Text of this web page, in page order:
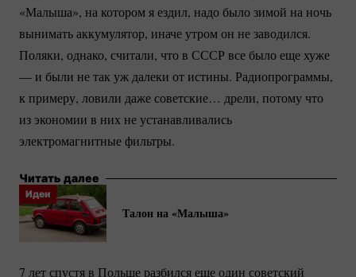
«Малыша», на котором я ездил, надо было зимой на ночь
вынимать аккумулятор, иначе утром он не заводился.
Поляки, однако, считали, что в СССР все было еще хуже
— и были не так уж далеки от истины. Радиопрограммы,
к примеру, ловили даже советские… дрели, потому что
из экономии в них не устанавливались
электромагнитные фильтры.
Читать далее
Идеи
Талон на «Малыша»
7 лет спустя в Польше разбился еще один советский